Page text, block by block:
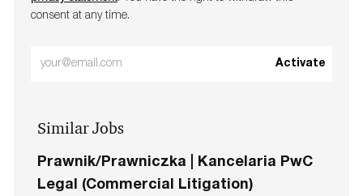
consent at any time.
Enter
(Required)
Activate
Similar Jobs
Prawnik/Prawniczka | Kancelaria PwC
Legal (Commercial Litigation)